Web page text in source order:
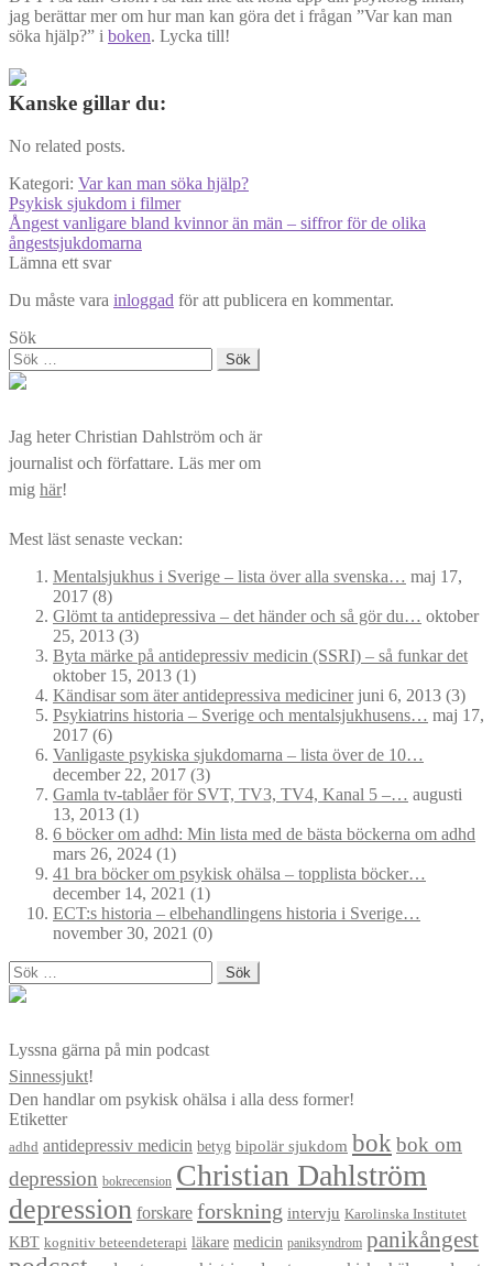
jag berättar mer om hur man kan göra det i frågan ”Var kan man
söka hjälp?” i boken. Lycka till!
Kanske gillar du:
No related posts.
Kategori: Var kan man söka hjälp?
Inläggsnavigering
Föregående
inlägg:
Psykisk sjukdom i filmer
Nästa
inlägg:
Ångest vanligare bland kvinnor än män – siffror för de olika
ångestsjukdomarna
Lämna ett svar
Du måste vara inloggad för att publicera en kommentar.
Sök
Sök
efter:
Jag heter Christian Dahlström och är
journalist och författare. Läs mer om
mig här!
Mest läst senaste veckan:
Mentalsjukhus i Sverige – lista över alla svenska… maj 17,
2017 (8)
Glömt ta antidepressiva – det händer och så gör du… oktober
25, 2013 (3)
Byta märke på antidepressiv medicin (SSRI) – så funkar det
oktober 15, 2013 (1)
Kändisar som äter antidepressiva medicinerjuni 6, 2013 (3)
Psykiatrins historia – Sverige och mentalsjukhusens… maj 17,
2017 (6)
Vanligaste psykiska sjukdomarna – lista över de 10…
december 22, 2017 (3)
Gamla tv-tablåer för SVT, TV3, TV4, Kanal 5 –… augusti
13, 2013 (1)
6 böcker om adhd: Min lista med de bästa böckerna om adhd
mars 26, 2024 (1)
41 bra böcker om psykisk ohälsa – topplista böcker…
december 14, 2021 (1)
ECT:s historia – elbehandlingens historia i Sverige…
november 30, 2021 (0)
Sök
efter:
Lyssna gärna på min podcast
Sinnessjukt!
Den handlar om psykisk ohälsa i alla dess former!
Etiketter
adhd antidepressiv medicin betyg bipolär sjukdom bok bok om
depression bokrecension Christian Dahlström
depression forskare forskning intervju Karolinska Institutet
KBT kognitiv beteendeterapi läkare medicin paniksyndrom panikångest